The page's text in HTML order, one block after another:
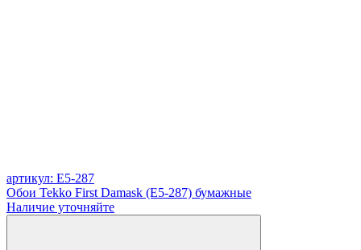
артикул: E5-287
Обои Tekko First Damask (E5-287) бумажные
Наличие уточняйте